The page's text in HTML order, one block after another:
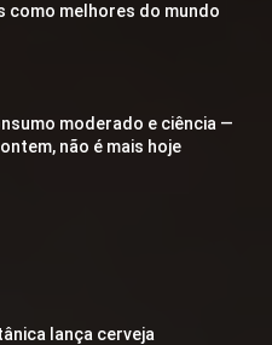
como melhores do mundo
moderado e ciência —
não é mais hoje
lança cerveja